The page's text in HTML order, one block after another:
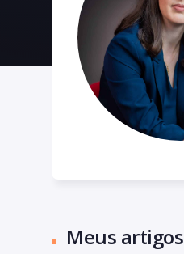
Meus artigos